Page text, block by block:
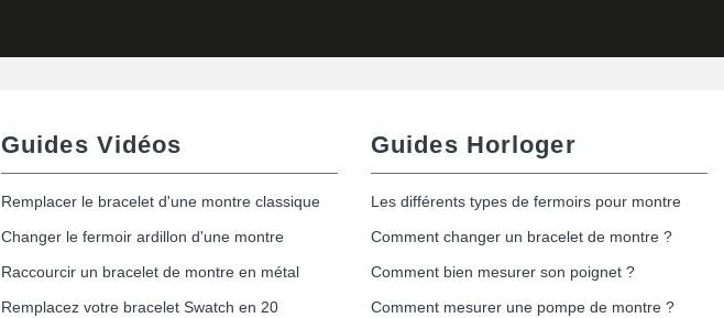
Ajouter au panier
Guides Vidéos
Remplacer le bracelet d'une montre classique
Changer le fermoir ardillon d'une montre
Raccourcir un bracelet de montre en métal
Remplacez votre bracelet Swatch en 20
Guides Horloger
Les différents types de fermoirs pour montre
Comment changer un bracelet de montre ?
Comment bien mesurer son poignet ?
Comment mesurer une pompe de montre ?